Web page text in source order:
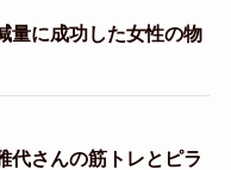
量に成功した女性の物
代さんの筋トレとピラ